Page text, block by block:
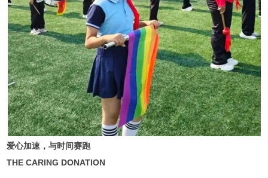
爱心加速，与时间赛跑
THE CARING DONATION